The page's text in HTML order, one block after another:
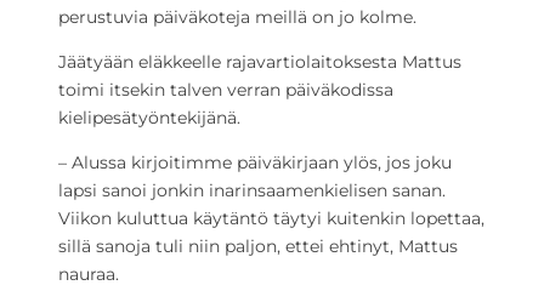
perustuvia päiväkoteja meillä on jo kolme.
Jäätyään eläkkeelle rajavartiolaitoksesta Mattus
toimi itsekin talven verran päiväkodissa
kielipesätyöntekijänä.
– Alussa kirjoitimme päiväkirjaan ylös, jos joku
lapsi sanoi jonkin inarinsaamenkielisen sanan.
Viikon kuluttua käytäntö täytyi kuitenkin lopettaa,
sillä sanoja tuli niin paljon, ettei ehtinyt, Mattus
nauraa.